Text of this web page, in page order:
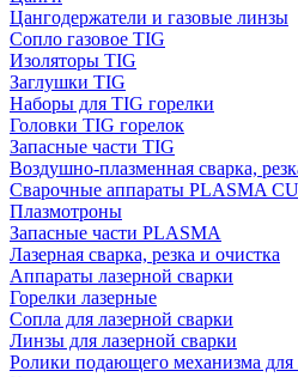
Цангодержатели и газовые линзы
Сопло газовое TIG
Изоляторы TIG
Заглушки TIG
Наборы для TIG горелки
Головки TIG горелок
Запасные части TIG
Воздушно-плазменная сварка,
Сварочные аппараты PLASMA
Плазмотроны
Запасные части PLASMA
Лазерная сварка, резка и очистка
Аппараты лазерной сварки
Горелки лазерные
Сопла для лазерной сварки
Линзы для лазерной сварки
Ролики подающего механизма для